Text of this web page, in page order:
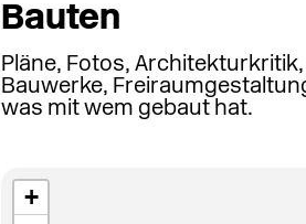
Bauten
Pläne, Fotos,
Bauwerke,
was mit wem gebaut hat.
+